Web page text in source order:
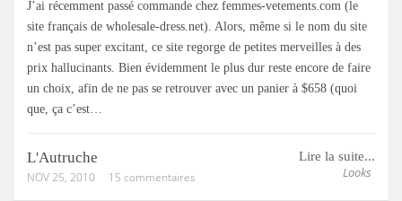
J’ai récemment passé commande chez femmes-vetements.com (le
site français de wholesale-dress.net). Alors, même si le nom du site
n’est pas super excitant, ce site regorge de petites merveilles à des
prix hallucinants. Bien évidemment le plus dur reste encore de faire
un choix, afin de ne pas se retrouver avec un panier à $658 (quoi
que, ça c’est…
Lire la suite...
Looks
L'Autruche
NOV 25, 2010 15 commentaires